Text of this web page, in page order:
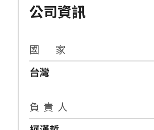
公司資訊
國 家
台灣
負 責 人